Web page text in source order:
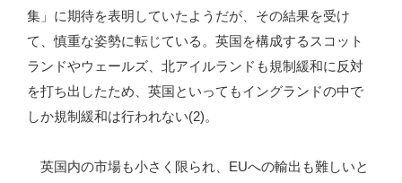
集」に期待を表明していたようだが、その結果を受け
て、慎重な姿勢に転じている。英国を構成するスコット
ランドやウェールズ、北アイルランドも規制緩和に反対
を打ち出したため、英国といってもイングランドの中で
しか規制緩和は行われない(2)。
英国内の市場も小さく限られ、EUへの輸出も難しいと